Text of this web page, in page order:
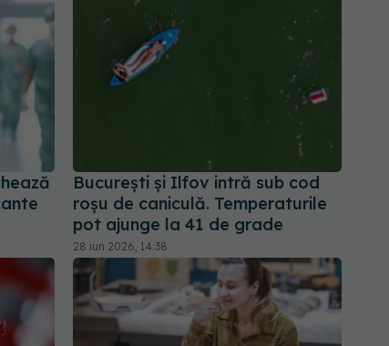
București și Ilfov intră sub cod
roșu de caniculă. Temperaturile
pot ajunge la 41 de grade
28 iun 2026, 14:38